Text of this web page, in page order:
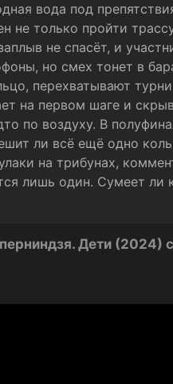
вода под
не только пройти
не спасёт, и
но смех тонет в
перехватывают
на первом шаге и
по воздуху. В
ли всё ещё одно
на трибунах,
лишь один. Сумеет ли
Дети (2024)